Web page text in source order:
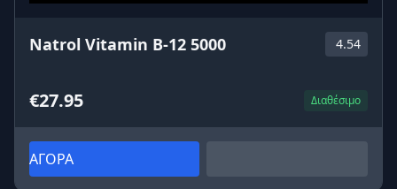
Natrol Vitamin B-12 5000 4.54
€27.95 Διαθέσιμο
ΑΓΟΡΑ